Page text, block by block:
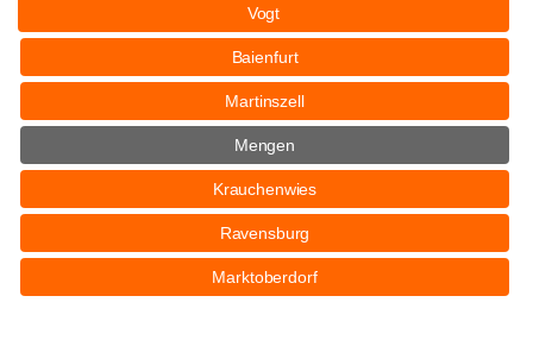
Vogt
Baienfurt
Martinszell
Mengen
Krauchenwies
Ravensburg
Marktoberdorf